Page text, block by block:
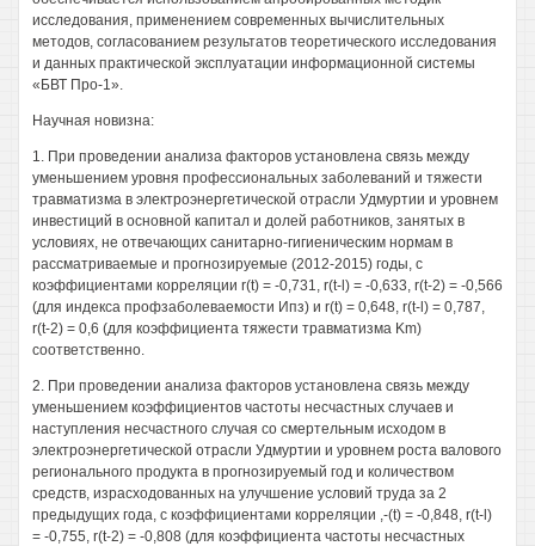
исследования, применением современных вычислительных
методов, согласованием результатов теоретического исследования
и данных практической эксплуатации информационной системы
«БВТ Про-1».
Научная новизна:
1. При проведении анализа факторов установлена связь между
уменьшением уровня профессиональных заболеваний и тяжести
травматизма в электроэнергетической отрасли Удмуртии и уровнем
инвестиций в основной капитал и долей работников, занятых в
условиях, не отвечающих санитарно-гигиеническим нормам в
рассматриваемые и прогнозируемые (2012-2015) годы, с
коэффициентами корреляции r(t) = -0,731, r(t-l) = -0,633, r(t-2) = -0,566
(для индекса профзаболеваемости Ипз) и r(t) = 0,648, r(t-l) = 0,787,
r(t-2) = 0,6 (для коэффициента тяжести травматизма Km)
соответственно.
2. При проведении анализа факторов установлена связь между
уменьшением коэффициентов частоты несчастных случаев и
наступления несчастного случая со смертельным исходом в
электроэнергетической отрасли Удмуртии и уровнем роста валового
регионального продукта в прогнозируемый год и количеством
средств, израсходованных на улучшение условий труда за 2
предыдущих года, с коэффициентами корреляции ,-(t) = -0,848, r(t-l)
= -0,755, r(t-2) = -0,808 (для коэффициента частоты несчастных